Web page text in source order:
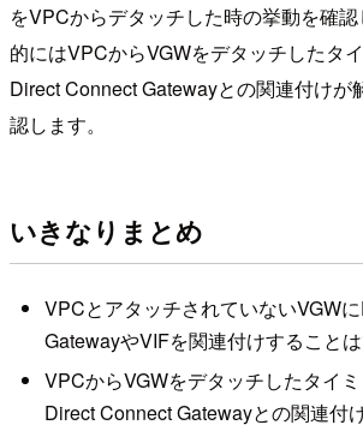
をVPCからデタッチした時の挙動を確
的にはVPCからVGWをデタッチしたタ
Direct Connect Gatewayとの関連付けが
認します。
いきなりまとめ
VPCとアタッチされていないVGW
GatewayやVIFを関連付けすること
VPCからVGWをデタッチしたタイ
Direct Connect Gatewayとの関連付